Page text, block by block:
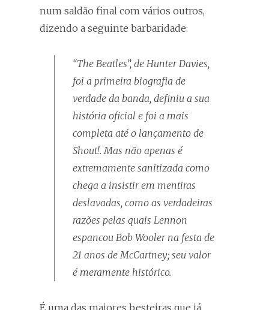
num saldão final com vários outros,
dizendo a seguinte barbaridade:
“The Beatles”, de Hunter Davies,
foi a primeira biografia de
verdade da banda, definiu a sua
história oficial e foi a mais
completa até o lançamento de
Shout!. Mas não apenas é
extremamente sanitizada como
chega a insistir em mentiras
deslavadas, como as verdadeiras
razões pelas quais Lennon
espancou Bob Wooler na festa de
21 anos de McCartney; seu valor
é meramente histórico.
É uma das maiores besteiras que já